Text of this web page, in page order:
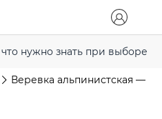
нужно знать при выборе
Веревка альпинистская —